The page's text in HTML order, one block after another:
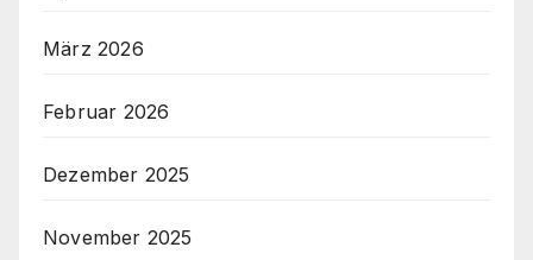
März 2026
Februar 2026
Dezember 2025
November 2025